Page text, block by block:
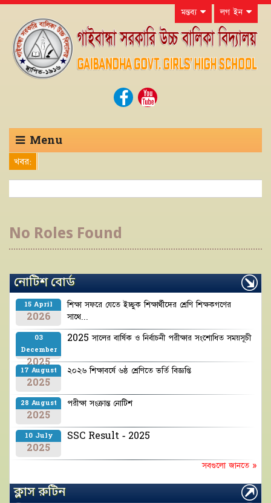
মন্তব্য লগ ইন
Menu
খবর:
No Roles Found
নোটিশ বোর্ড
15 April
2026
শিক্ষা সফরে যেতে ইচ্ছুক শিক্ষার্থীদের শ্রেণি শিক্ষকগণের
সাথে...
03
December
2025
2025 সালের বার্ষিক ও নির্বাচনী পরীক্ষার সংশোধিত সময়সূচী
17 August
2025
২০২৬ শিক্ষাবর্ষে ৬ষ্ঠ শ্রেণিতে ভর্তি বিজ্ঞপ্তি
28 August
2025
পরীক্ষা সংক্রান্ত নোটিশ
10 July
2025
SSC Result - 2025
সবগুলো জানতে »
ক্লাস রুটিন